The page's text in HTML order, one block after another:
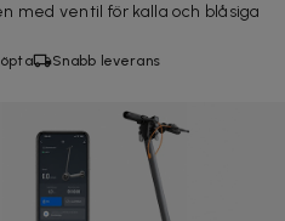
med ventil för kalla och blåsiga
Snabb leverans